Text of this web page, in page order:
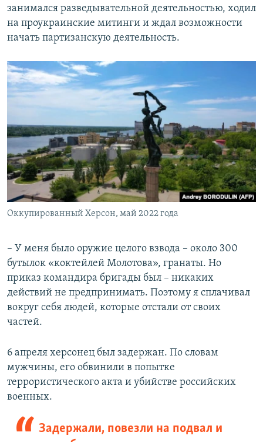
занимался разведывательной деятельностью, ходил
на проукраинские митинги и ждал возможности
начать партизанскую деятельность.
Оккупированный Херсон, май 2022 года
– У меня было оружие целого взвода – около 300
бутылок «коктейлей Молотова», гранаты. Но
приказ командира бригады был – никаких
действий не предпринимать. Поэтому я сплачивал
вокруг себя людей, которые отстали от своих
частей.
6 апреля херсонец был задержан. По словам
мужчины, его обвинили в попытке
террористического акта и убийстве российских
военных.
Задержали, повезли на подвал и